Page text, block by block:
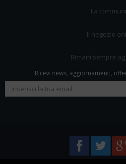
Tutte le
La
Home
Tutti i cani
Il negozio
Negozio per
Spedizioni e
Rimani sempre
Ricevi news, aggiornamenti,